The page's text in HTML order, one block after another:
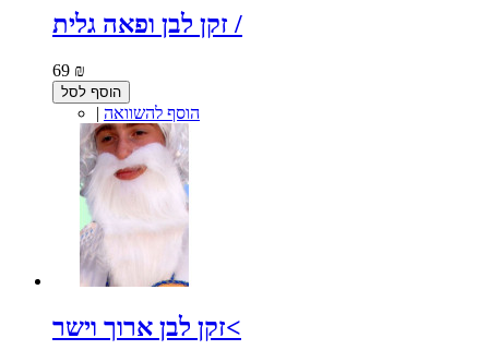
זקן לבן ופאה גלית /
69 ₪
הוסף לסל
| הוסף להשוואה
זקן לבן ארוך וישר<